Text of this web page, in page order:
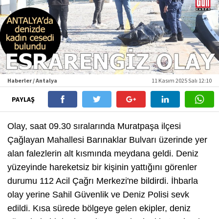
Haberler / Antalya 11 Kasım 2025 Salı 12:10
PAYLAŞ
Olay, saat 09.30 sıralarında Muratpaşa ilçesi
Çağlayan Mahallesi Barınaklar Bulvarı üzerinde yer
alan falezlerin alt kısmında meydana geldi. Deniz
yüzeyinde hareketsiz bir kişinin yattığını görenler
durumu 112 Acil Çağrı Merkezi'ne bildirdi. İhbarla
olay yerine Sahil Güvenlik ve Deniz Polisi sevk
edildi. Kısa sürede bölgeye gelen ekipler, deniz